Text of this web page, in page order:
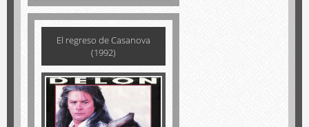
El regreso de Casanova
(1992)